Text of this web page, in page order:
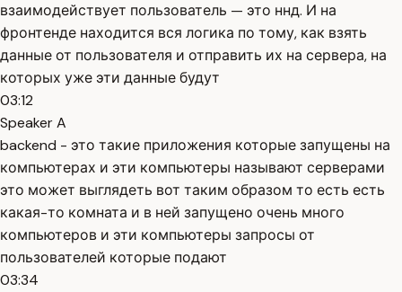
взаимодействует пользователь — это ннд. И на
фронтенде находится вся логика по тому, как взять
данные от пользователя и отправить их на сервера, на
которых уже эти данные будут
03:12
Speaker A
backend - это такие приложения которые запущены на
компьютерах и эти компьютеры называют серверами
это может выглядеть вот таким образом то есть есть
какая-то комната и в ней запущено очень много
компьютеров и эти компьютеры запросы от
пользователей которые подают
03:34